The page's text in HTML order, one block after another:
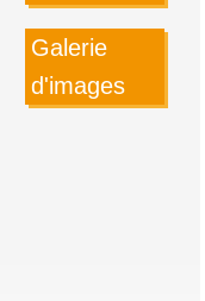
Galerie
d'images